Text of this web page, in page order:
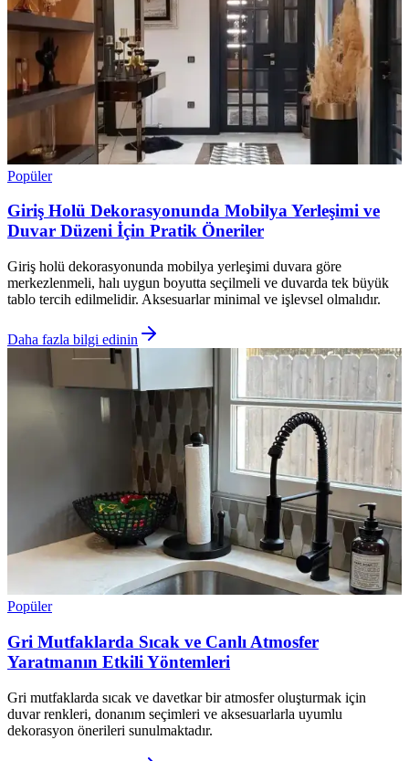
Popüler
Giriş Holü Dekorasyonunda Mobilya Yerleşimi ve
Duvar Düzeni İçin Pratik Öneriler
Giriş holü dekorasyonunda mobilya yerleşimi duvara göre
merkezlenmeli, halı uygun boyutta seçilmeli ve duvarda tek büyük
tablo tercih edilmelidir. Aksesuarlar minimal ve işlevsel olmalıdır.
Daha fazla bilgi edinin
Popüler
Gri Mutfaklarda Sıcak ve Canlı Atmosfer
Yaratmanın Etkili Yöntemleri
Gri mutfaklarda sıcak ve davetkar bir atmosfer oluşturmak için
duvar renkleri, donanım seçimleri ve aksesuarlarla uyumlu
dekorasyon önerileri sunulmaktadır.